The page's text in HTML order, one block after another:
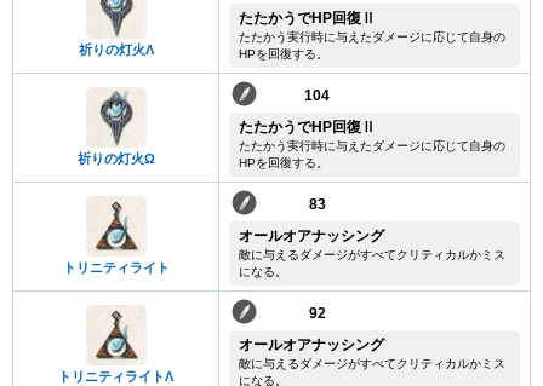
祈りの灯火Λ
たたかうでHP回復Ⅱ
たたかう実行時に与えたダメージに応じて自身の
HPを回復する。
祈りの灯火Ω
104
たたかうでHP回復Ⅱ
たたかう実行時に与えたダメージに応じて自身の
HPを回復する。
トリニティライト
83
オールオアナッシング
敵に与えるダメージがすべてクリティカルかミス
になる。
トリニティライトΛ
92
オールオアナッシング
敵に与えるダメージがすべてクリティカルかミス
になる。